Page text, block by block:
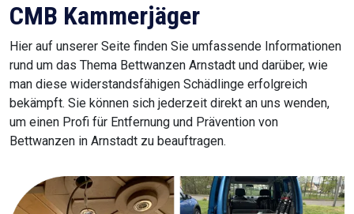
CMB Kammerjäger
Hier auf unserer Seite finden Sie umfassende Informationen
rund um das Thema Bettwanzen Arnstadt und darüber, wie
man diese widerstandsfähigen Schädlinge erfolgreich
bekämpft. Sie können sich jederzeit direkt an uns wenden,
um einen Profi für Entfernung und Prävention von
Bettwanzen in Arnstadt zu beauftragen.